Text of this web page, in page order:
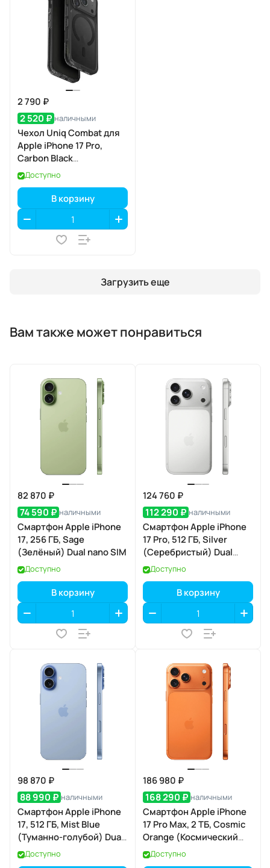
2 790 ₽
2 520 ₽ наличными
Чехол Uniq Combat для
Apple iPhone 17 Pro,
Carbon Black
(карбоновый чёрный),
MagSafe
Доступно
В корзину
Загрузить еще
Вам также может понравиться
82 870 ₽
74 590 ₽ наличными
Смартфон Apple iPhone
17, 256 ГБ, Sage
(Зелёный) Dual nano SIM
Доступно
В корзину
124 760 ₽
112 290 ₽ наличными
Смартфон Apple iPhone
17 Pro, 512 ГБ, Silver
(Серебристый) Dual
eSIM
Доступно
В корзину
98 870 ₽
88 990 ₽ наличными
Смартфон Apple iPhone
17, 512 ГБ, Mist Blue
(Туманно-голубой) Dual
eSIM
Доступно
186 980 ₽
168 290 ₽ наличными
Смартфон Apple iPhone
17 Pro Max, 2 ТБ, Cosmic
Orange (Космический
оранжевый) SIM+eSIM
Доступно